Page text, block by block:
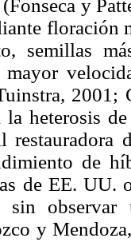
y
floración
semillas
2001;
la heterosis
restauradora
de
de EE. UU.
observar
y